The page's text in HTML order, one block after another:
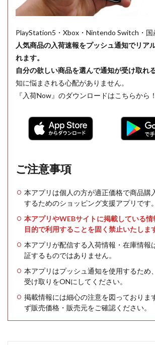
PlayStation5・Xbox・Nintendo Switch・国
人気商品の入荷速報をプッシュ通知でリア
れます。
自分の欲しい商品を選んで通知が受け取れ
知に悩まされる心配がありません。
『入荷Now』のダウンロードはこちらから！
ご注意事項
本アプリは個人の方が適正価格で商品購
するためのショッピング支援アプリです。
本アプリやWEBサイトに掲載している
目的で利用することを固く禁止いたしま
本アプリが配信する入荷情報・在庫情報
証するものではありません。
本アプリはプッシュ通知を使用するため
受け取りをONにしてください。
掲載情報には細心の注意を図っておりま
ず販売価格・販売元をご確認ください。